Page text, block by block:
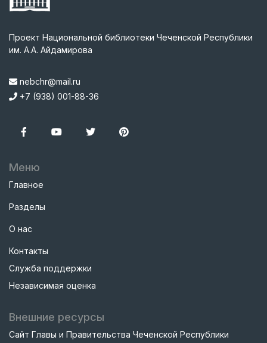
Проект Национальной библиотеки Чеченской Республики
им. А.А. Айдамирова
nebchr@mail.ru
+7 (938) 001-88-36
Меню
Главное
Разделы
О нас
Контакты
Служба поддержки
Независимая оценка
Внешние ресурсы
Сайт Главы и Правительства Чеченской Республики